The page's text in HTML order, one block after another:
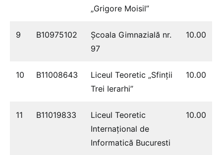
„Grigore Moisil”
9 B10975102
Școala Gimnazială nr.
97
10.00
10 B11008643
Liceul Teoretic „Sfinții
Trei Ierarhi”
10.00
11 B11019833
Liceul Teoretic
Internațional de
Informatică Bucuresti
10.00